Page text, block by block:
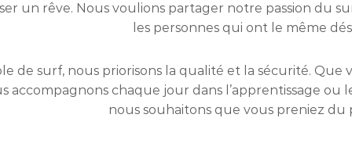
un rêve. Nous voulions partager notre passion du
les personnes qui ont le même
de surf, nous priorisons la qualité et la sécurité.
accompagnons chaque jour dans l’apprentissage
nous souhaitons que vous preniez du